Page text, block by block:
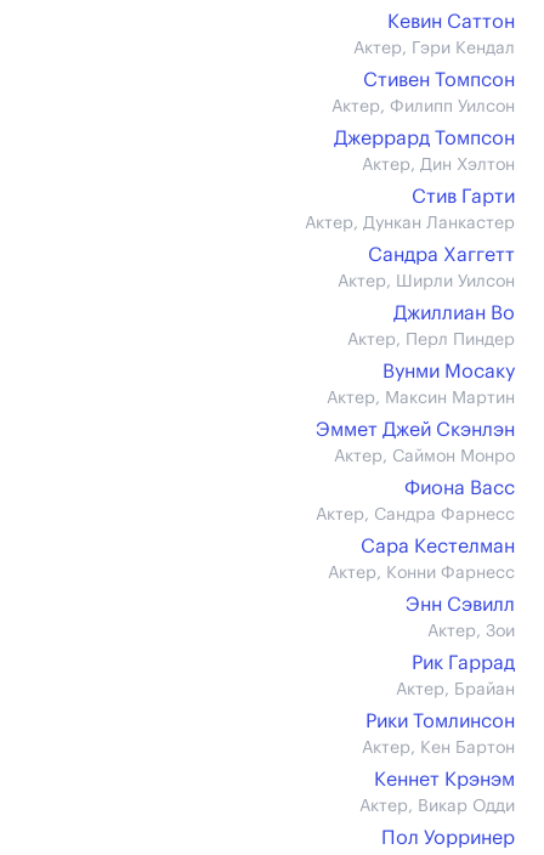
Кевин Саттон
Актер, Гэри Кендал
Стивен Томпсон
Актер, Филипп Уилсон
Джеррард Томпсон
Актер, Дин Хэлтон
Стив Гарти
Актер, Дункан Ланкастер
Сандра Хаггетт
Актер, Ширли Уилсон
Джиллиан Во
Актер, Перл Пиндер
Вунми Мосаку
Актер, Максин Мартин
Эммет Джей Скэнлэн
Актер, Саймон Монро
Фиона Васс
Актер, Сандра Фарнесс
Сара Кестелман
Актер, Конни Фарнесс
Энн Сэвилл
Актер, Зои
Рик Гаррад
Актер, Брайан
Рики Томлинсон
Актер, Кен Бартон
Кеннет Крэнэм
Актер, Викар Одди
Пол Уорринер